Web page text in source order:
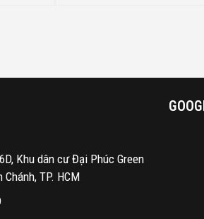
Khu dân cư Đại Phúc Green
TP. HCM